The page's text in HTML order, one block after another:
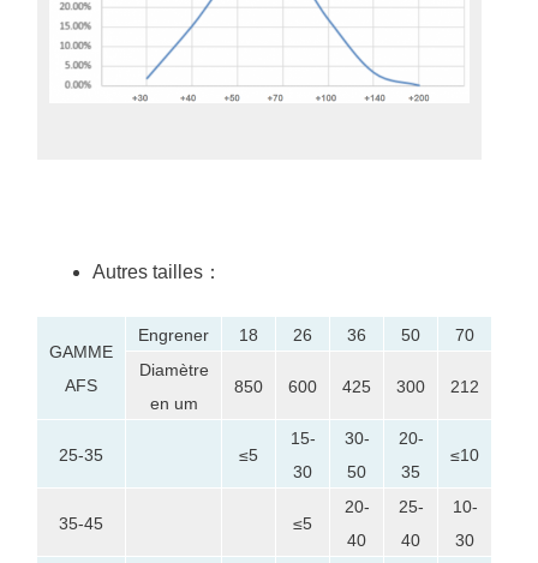
Autres tailles：
GAMME
AFS
Engrener 18 26 36 50 70
Diamètre
en um
850 600 425 300 212
25-35 ≤5
15-
30
30-
50
20-
35
≤10
35-45 ≤5
20-
40
25-
40
10-
30